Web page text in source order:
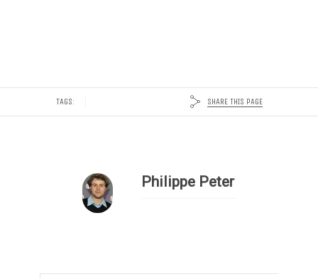
TAGS: SHARE THIS PAGE
Philippe Peter